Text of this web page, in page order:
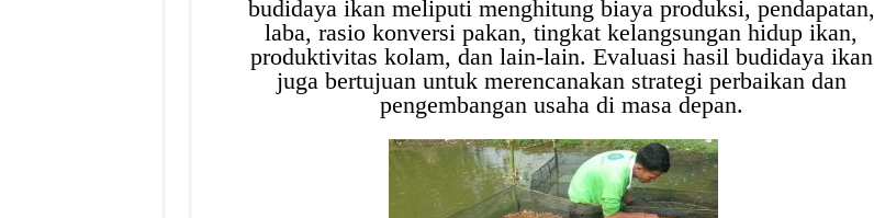
budidaya ikan meliputi menghitung biaya produksi, pendapatan,
laba, rasio konversi pakan, tingkat kelangsungan hidup ikan,
produktivitas kolam, dan lain-lain. Evaluasi hasil budidaya ikan
juga bertujuan untuk merencanakan strategi perbaikan dan
pengembangan usaha di masa depan.